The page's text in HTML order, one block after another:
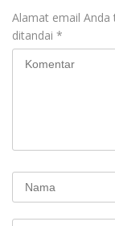
Alamat email Anda
ditandai *